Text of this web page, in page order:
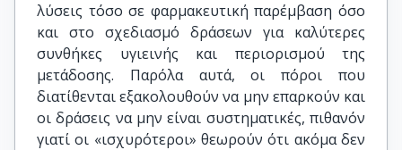
λύσεις τόσο σε φαρμακευτική παρέμβαση όσο
και στο σχεδιασμό δράσεων για καλύτερες
συνθήκες υγιεινής και περιορισμού της
μετάδοσης. Παρόλα αυτά, οι πόροι που
διατίθενται εξακολουθούν να μην επαρκούν και
οι δράσεις να μην είναι συστηματικές, πιθανόν
γιατί οι «ισχυρότεροι» θεωρούν ότι ακόμα δεν